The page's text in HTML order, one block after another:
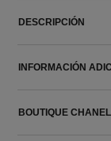
DESCRIPCIÓN
INFORMACIÓN
BOUTIQUE